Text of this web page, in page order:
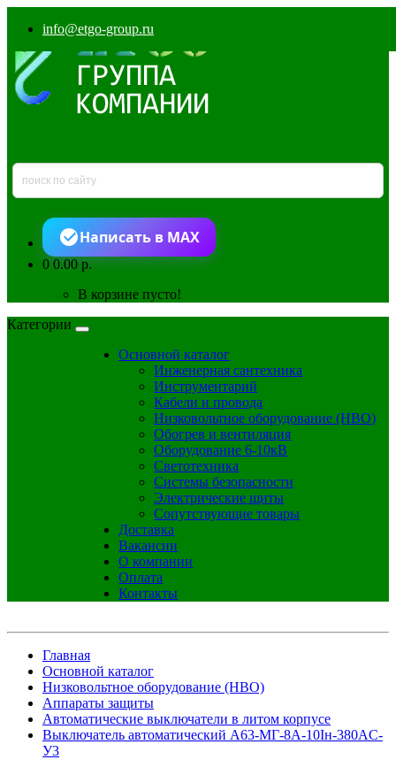
info@etgo-group.ru
Написать в MAX
00.00 р.
В корзине пусто!
Категории
Основной каталог
Инженерная сантехника
Инструментарий
Кабели и провода
Низковольтное оборудование (НВО)
Обогрев и вентиляция
Оборудование 6-10кВ
Светотехника
Системы безопасности
Электрические щиты
Сопутствующие товары
Доставка
Вакансии
О компании
Оплата
Контакты
Главная
Основной каталог
Низковольтное оборудование (НВО)
Аппараты защиты
Автоматические выключатели в литом корпусе
Выключатель автоматический А63-МГ-8А-10Iн-380AC-
У3